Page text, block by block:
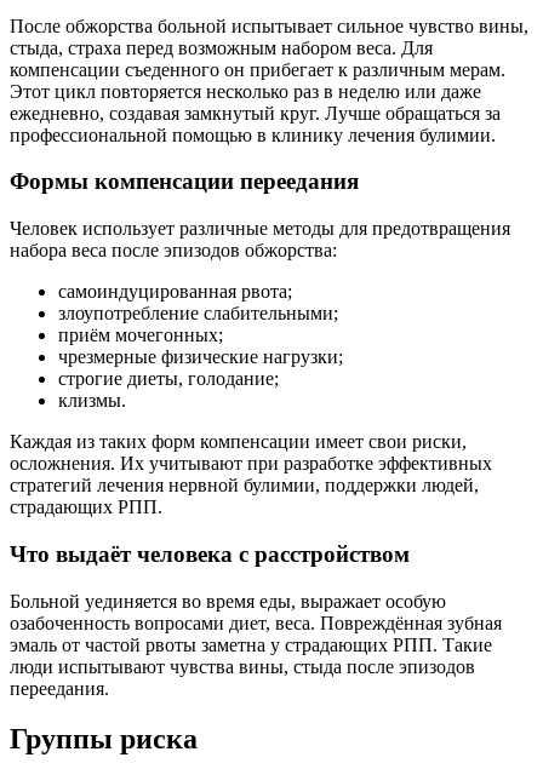
После обжорства больной испытывает сильное чувство вины,
стыда, страха перед возможным набором веса. Для
компенсации съеденного он прибегает к различным мерам.
Этот цикл повторяется несколько раз в неделю или даже
ежедневно, создавая замкнутый круг. Лучше обращаться за
профессиональной помощью в клинику лечения булимии.
Формы компенсации переедания
Человек использует различные методы для предотвращения
набора веса после эпизодов обжорства:
самоиндуцированная рвота;
злоупотребление слабительными;
приём мочегонных;
чрезмерные физические нагрузки;
строгие диеты, голодание;
клизмы.
Каждая из таких форм компенсации имеет свои риски,
осложнения. Их учитывают при разработке эффективных
стратегий лечения нервной булимии, поддержки людей,
страдающих РПП.
Что выдаёт человека с расстройством
Больной уединяется во время еды, выражает особую
озабоченность вопросами диет, веса. Повреждённая зубная
эмаль от частой рвоты заметна у страдающих РПП. Такие
люди испытывают чувства вины, стыда после эпизодов
переедания.
Группы риска